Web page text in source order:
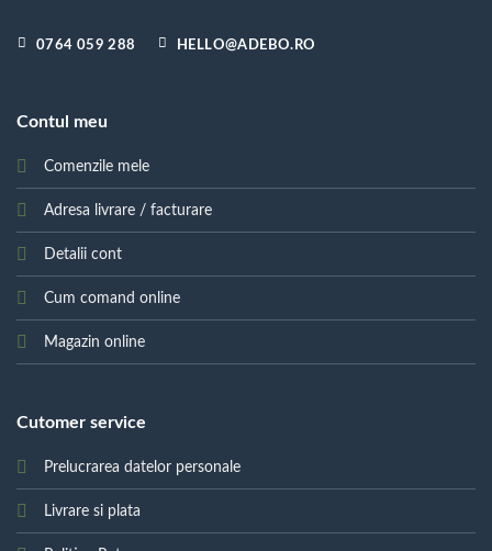
0764 059 288 HELLO@ADEBO.RO
Contul meu
Comenzile mele
Adresa livrare / facturare
Detalii cont
Cum comand online
Magazin online
Cutomer service
Prelucrarea datelor personale
Livrare si plata